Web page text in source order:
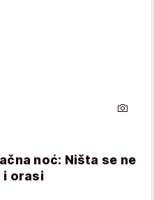
noć: Ništa se ne
i orasi